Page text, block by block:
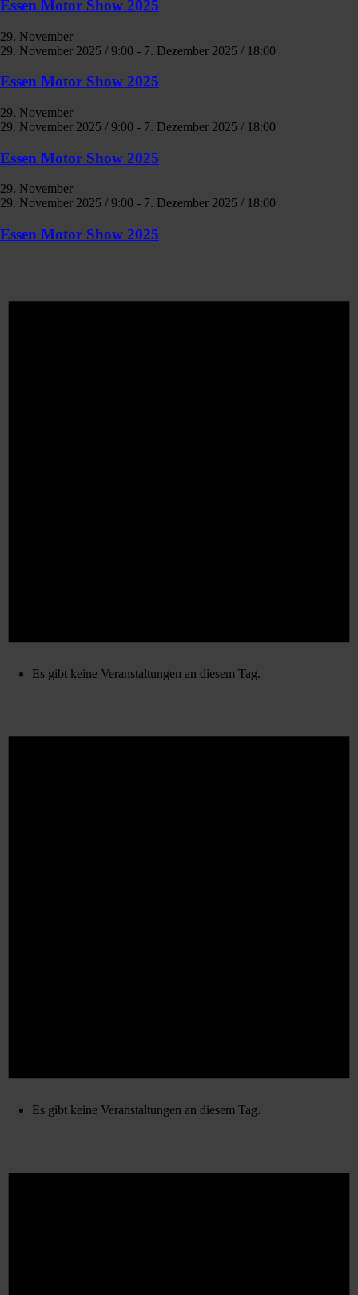
Essen Motor Show 2025
29. November
29. November 2025 / 9:00 - 7. Dezember 2025 / 18:00
Essen Motor Show 2025
29. November
29. November 2025 / 9:00 - 7. Dezember 2025 / 18:00
Essen Motor Show 2025
29. November
29. November 2025 / 9:00 - 7. Dezember 2025 / 18:00
Essen Motor Show 2025
Es gibt keine Veranstaltungen an diesem Tag.
Es gibt keine Veranstaltungen an diesem Tag.